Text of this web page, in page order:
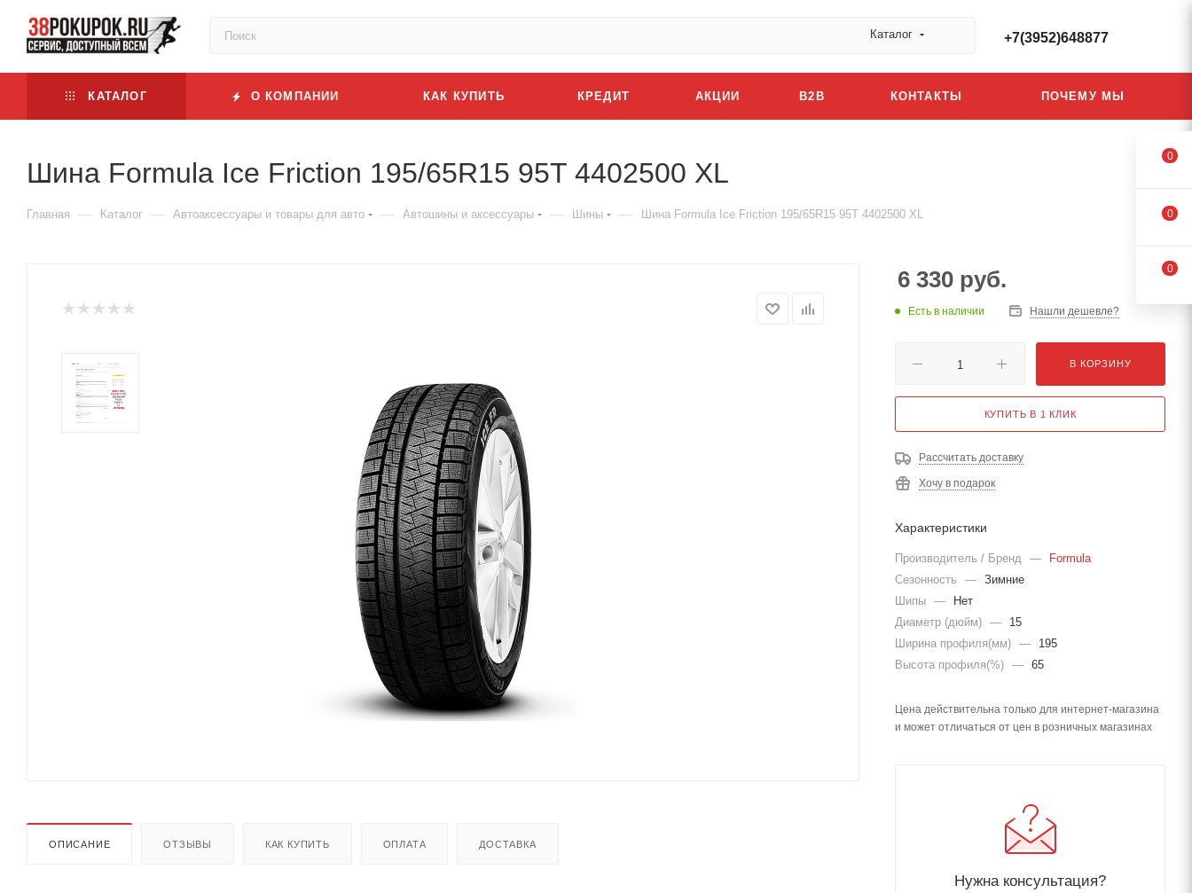
Каталог +7(3952)648877
КАТАЛОГ О КОМПАНИИ КАК КУПИТЬ КРЕДИТ АКЦИИ B2B КОНТАКТЫ ПОЧЕМУ МЫ
Шина Formula Ice Friction 195/65R15 95T 4402500 XL
Главная — Каталог — Автоаксессуары и товары для авто — Автошины и аксессуары — Шины — Шина Formula Ice Friction 195/65R15 95T 4402500 XL
ОПИСАНИЕ ОТЗЫВЫ КАК КУПИТЬ ОПЛАТА ДОСТАВКА
6 330 руб.
Есть в наличии Нашли дешевле?
В КОРЗИНУ
КУПИТЬ В 1 КЛИК
Рассчитать доставку
Хочу в подарок
Характеристики
Производитель / Бренд —
Formula
Сезонность
— Зимние
Шипы —
Нет
Диаметр (дюйм) —
15
Ширина профиля(мм) —
195
Высота профиля(%) — 65
Цена действительна только для интернет-магазина
и может отличаться от цен в розничных магазинах
Нужна консультация?
0
0
0